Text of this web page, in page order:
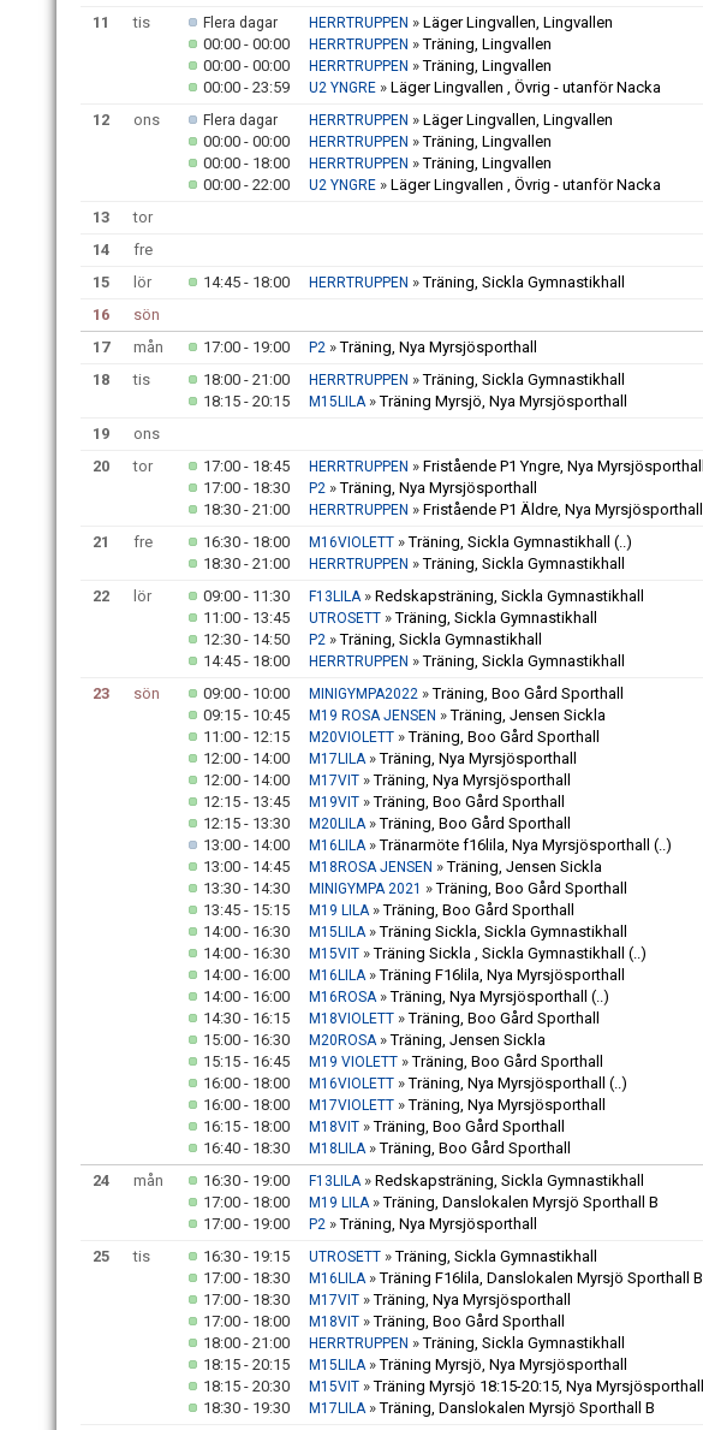
11
tis Flera dagar HERRTRUPPEN » Läger Lingvallen, Lingvallen
00:00 - 00:00
HERRTRUPPEN »Träning, Lingvallen
00:00 - 00:00
HERRTRUPPEN »Träning, Lingvallen
00:00 - 23:59
U2 YNGRE » Läger Lingvallen , Övrig - utanför Nacka
12
ons Flera dagar HERRTRUPPEN » Läger Lingvallen, Lingvallen
00:00 - 00:00
HERRTRUPPEN »Träning, Lingvallen
00:00 - 18:00
HERRTRUPPEN »Träning, Lingvallen
00:00 - 22:00
U2 YNGRE » Läger Lingvallen , Övrig - utanför Nacka
13
tor
14
fre
15
lör 14:45 - 18:00 HERRTRUPPEN »Träning, Sickla Gymnastikhall
16
sön
17
mån 17:00 - 19:00 P2 »Träning, Nya Myrsjösporthall
18
tis 18:00 - 21:00 HERRTRUPPEN »Träning, Sickla Gymnastikhall
18:15 - 20:15
M15LILA»Träning Myrsjö, Nya Myrsjösporthall
19
ons
20
tor 17:00 - 18:45 HERRTRUPPEN » Fristående P1 Yngre, Nya Myrsjösporthall
17:00 - 18:30
P2 »Träning, Nya Myrsjösporthall
18:30 - 21:00
HERRTRUPPEN » Fristående P1 Äldre, Nya Myrsjösporthall
21
fre 16:30 - 18:00 M16VIOLETT »Träning, Sickla Gymnastikhall (..)
18:30 - 21:00
HERRTRUPPEN »Träning, Sickla Gymnastikhall
22
lör 09:00 - 11:30 F13LILA» Redskapsträning, Sickla Gymnastikhall
11:00 - 13:45
UTROSETT »Träning, Sickla Gymnastikhall
12:30 - 14:50
P2 »Träning, Sickla Gymnastikhall
14:45 - 18:00
HERRTRUPPEN »Träning, Sickla Gymnastikhall
23
sön 09:00 - 10:00 MINIGYMPA2022 »Träning, Boo Gård Sporthall
09:15 - 10:45
M19 ROSA JENSEN »Träning, Jensen Sickla
11:00 - 12:15
M20VIOLETT »Träning, Boo Gård Sporthall
12:00 - 14:00
M17LILA»Träning, Nya Myrsjösporthall
12:00 - 14:00
M17VIT »Träning, Nya Myrsjösporthall
12:15 - 13:45
M19VIT »Träning, Boo Gård Sporthall
12:15 - 13:30
M20LILA»Träning, Boo Gård Sporthall
13:00 - 14:00
M16LILA»Tränarmöte f16lila, Nya Myrsjösporthall (..)
13:00 - 14:45
M18ROSA JENSEN »Träning, Jensen Sickla
13:30 - 14:30
MINIGYMPA 2021 »Träning, Boo Gård Sporthall
13:45 - 15:15
M19 LILA»Träning, Boo Gård Sporthall
14:00 - 16:30
M15LILA»Träning Sickla, Sickla Gymnastikhall
14:00 - 16:30
M15VIT »Träning Sickla , Sickla Gymnastikhall (..)
14:00 - 16:00
M16LILA»Träning F16lila, Nya Myrsjösporthall
14:00 - 16:00
M16ROSA»Träning, Nya Myrsjösporthall (..)
14:30 - 16:15
M18VIOLETT »Träning, Boo Gård Sporthall
15:00 - 16:30
M20ROSA»Träning, Jensen Sickla
15:15 - 16:45
M19 VIOLETT »Träning, Boo Gård Sporthall
16:00 - 18:00
M16VIOLETT »Träning, Nya Myrsjösporthall (..)
16:00 - 18:00
M17VIOLETT »Träning, Nya Myrsjösporthall
16:15 - 18:00
M18VIT »Träning, Boo Gård Sporthall
16:40 - 18:30
M18LILA»Träning, Boo Gård Sporthall
24
mån 16:30 - 19:00 F13LILA» Redskapsträning, Sickla Gymnastikhall
17:00 - 18:00
M19 LILA»Träning, Danslokalen Myrsjö Sporthall B
17:00 - 19:00
P2 »Träning, Nya Myrsjösporthall
25
tis 16:30 - 19:15 UTROSETT »Träning, Sickla Gymnastikhall
17:00 - 18:30
M16LILA»Träning F16lila, Danslokalen Myrsjö Sporthall B
17:00 - 18:30
M17VIT »Träning, Nya Myrsjösporthall
17:00 - 18:00
M18VIT »Träning, Boo Gård Sporthall
18:00 - 21:00
HERRTRUPPEN »Träning, Sickla Gymnastikhall
18:15 - 20:15
M15LILA»Träning Myrsjö, Nya Myrsjösporthall
18:15 - 20:30
M15VIT »Träning Myrsjö 18:15-20:15, Nya Myrsjösporthall
18:30 - 19:30
M17LILA»Träning, Danslokalen Myrsjö Sporthall B